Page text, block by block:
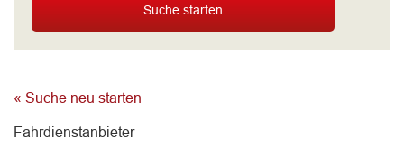
Suche starten
« Suche neu starten
Fahrdienstanbieter